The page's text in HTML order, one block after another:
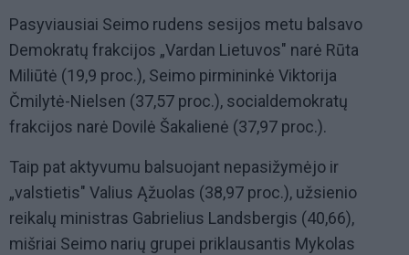
Pasyviausiai Seimo rudens sesijos metu balsavo
Demokratų frakcijos „Vardan Lietuvos" narė Rūta
Miliūtė (19,9 proc.), Seimo pirmininkė Viktorija
Čmilytė-Nielsen (37,57 proc.), socialdemokratų
frakcijos narė Dovilė Šakalienė (37,97 proc.).
Taip pat aktyvumu balsuojant nepasižymėjo ir
„valstietis" Valius Ąžuolas (38,97 proc.), užsienio
reikalų ministras Gabrielius Landsbergis (40,66),
mišriai Seimo narių grupei priklausantis Mykolas